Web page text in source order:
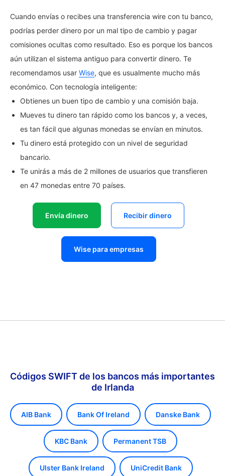
Cuando envías o recibes una transferencia wire con tu banco,
podrías perder dinero por un mal tipo de cambio y pagar
comisiones ocultas como resultado. Eso es porque los bancos
aún utilizan el sistema antiguo para convertir dinero. Te
recomendamos usar Wise, que es usualmente mucho más
económico. Con tecnología inteligente:
Obtienes un buen tipo de cambio y una comisión baja.
Mueves tu dinero tan rápido como los bancos y, a veces,
es tan fácil que algunas monedas se envían en minutos.
Tu dinero está protegido con un nivel de seguridad
bancario.
Te unirás a más de 2 millones de usuarios que transfieren
en 47 monedas entre 70 países.
Envía dinero Recibir dinero
Wise para empresas
Códigos SWIFT de los bancos más importantes
de Irlanda
AIB Bank Bank Of Ireland Danske Bank
KBC Bank Permanent TSB
Ulster Bank Ireland UniCredit Bank